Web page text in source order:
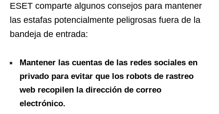
ESET comparte algunos consejos para mantener
las estafas potencialmente peligrosas fuera de la
bandeja de entrada:
Mantener las cuentas de las redes sociales en
privado para evitar que los robots de rastreo
web recopilen la dirección de correo
electrónico.